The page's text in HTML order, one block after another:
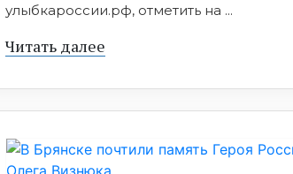
улыбкароссии.рф, отметить на ...
Читать далее